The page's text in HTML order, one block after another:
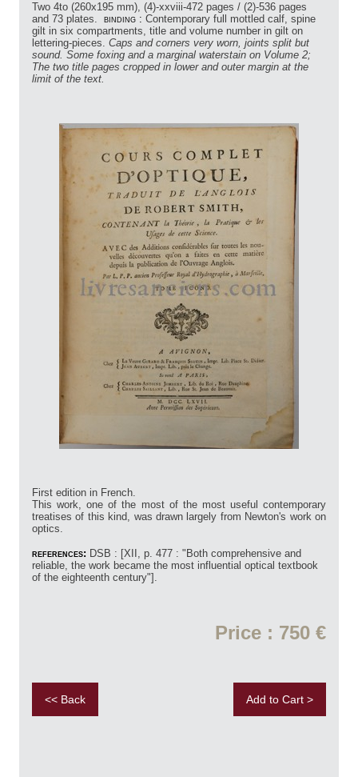
Two 4to (260x195 mm), (4)-xxviii-472 pages / (2)-536 pages
and 73 plates. binding : Contemporary full mottled calf, spine
gilt in six compartments, title and volume number in gilt on
lettering-pieces. Caps and corners very worn, joints split but
sound. Some foxing and a marginal waterstain on Volume 2;
The two title pages cropped in lower and outer margin at the
limit of the text.
First edition in French.
This work, one of the most of the most useful contemporary
treatises of this kind, was drawn largely from Newton's work on
optics.
references: DSB : [XII, p. 477 : "Both comprehensive and
reliable, the work became the most influential optical textbook
of the eighteenth century"].
Price : 750 €
<< Back Add to Cart >